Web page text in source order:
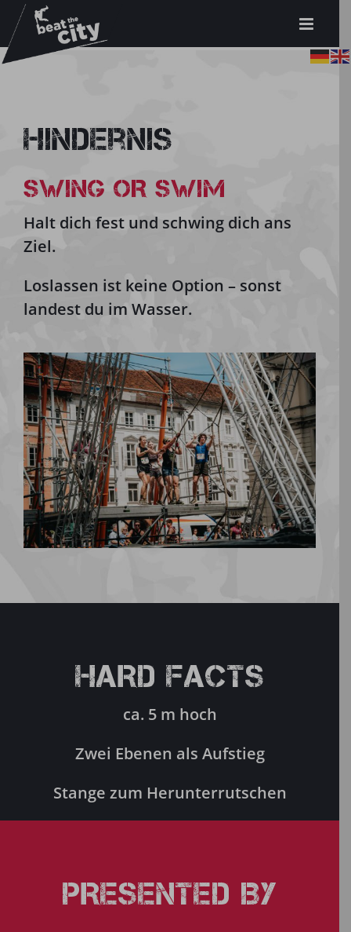
Zum
Inhalt
springen
Hindernis
SWING OR SWIM
Halt dich fest und schwing dich ans
Ziel.
Loslassen ist keine Option – sonst
landest du im Wasser.
HARD FACTS
ca. 5 m hoch
Zwei Ebenen als Aufstieg
Stange zum Herunterrutschen
PRESENTED BY